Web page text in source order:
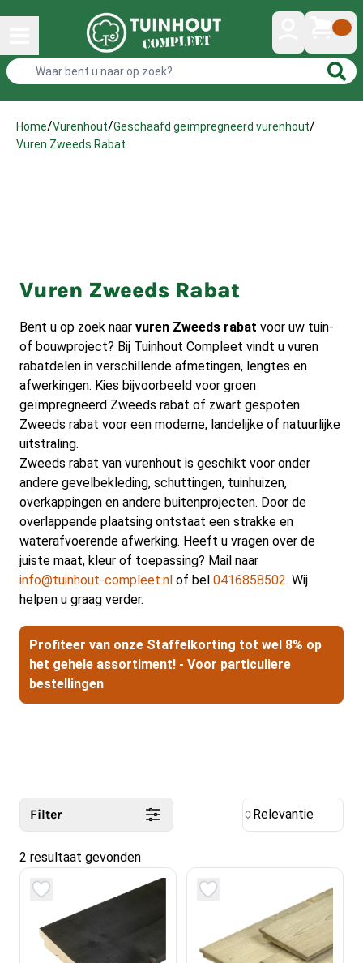
Home/Vurenhout/Geschaafd geïmpregneerd vurenhout/
Vuren Zweeds Rabat
Vuren Zweeds Rabat
Bent u op zoek naar vuren Zweeds rabat voor uw tuin-
of bouwproject? Bij Tuinhout Compleet vindt u vuren
rabatdelen in verschillende afmetingen, lengtes en
afwerkingen. Kies bijvoorbeeld voor groen
geïmpregneerd Zweeds rabat of zwart gespoten
Zweeds rabat voor een moderne, landelijke of natuurlijke
uitstraling.
Zweeds rabat van vurenhout is geschikt voor onder
andere gevelbekleding, schuttingen, tuinhuizen,
overkappingen en andere buitenprojecten. Door de
overlappende plaatsing ontstaat een strakke en
waterafvoerende afwerking. Heeft u vragen over de
juiste maat, kleur of toepassing? Mail naar
info@tuinhout-compleet.nl of bel 0416858502. Wij
helpen u graag verder.
Profiteer van onze Staffelkorting tot wel 8% op
het gehele assortiment! - Voor particuliere
bestellingen
2 resultaat gevonden
Filter Relevantie